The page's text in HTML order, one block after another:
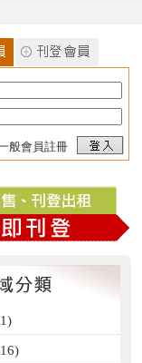
般會員註冊